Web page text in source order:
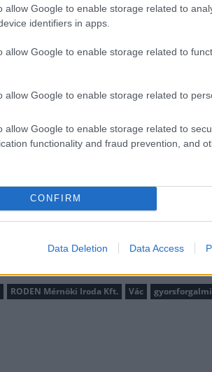
allow Google to enable storage related to
identifiers in apps.
allow Google to enable storage related to
allow Google to enable storage related to
allow Google to enable storage related to
functionality and fraud prevention, and
CONFIRM
Data Deletion Data Access
szakasz mintegy 10 kilométeren fog
szerint a projektet az M2-es
összhangban kell megtervezni.
a jelenlegi kiépítés keretében az M2
már kiépítésre kerültek, a
is érint, továbbá egy új
is felül kell vizsgálnia a
RODEN Mérnöki Iroda Kft. Vác